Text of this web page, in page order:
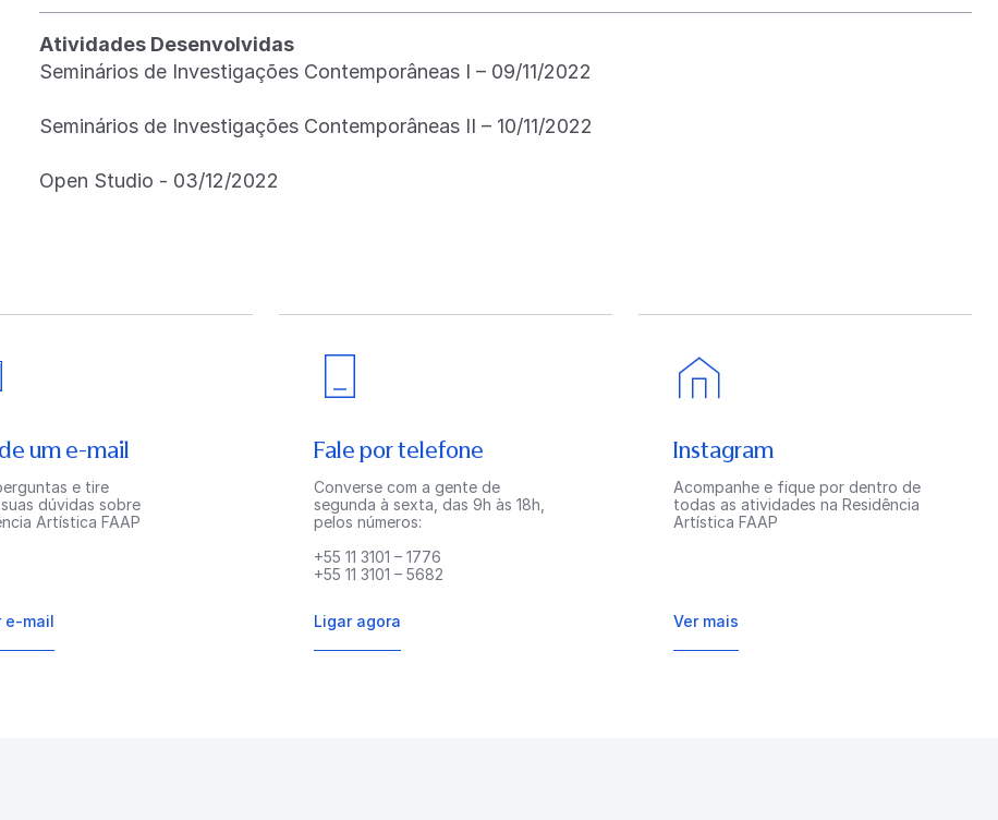
Atividades Desenvolvidas
Seminários de Investigações Contemporâneas I – 09/11/2022
Seminários de Investigações Contemporâneas II – 10/11/2022
Open Studio - 03/12/2022
um e-mail
e tire
dúvidas sobre
Artística FAAP
e-mail
Fale por telefone
Converse com a gente de
segunda à sexta, das 9h às 18h,
pelos números:
+55 11 3101 – 1776
+55 11 3101 – 5682
Ligar agora
Instagram
Acompanhe e fique por dentro de
todas as atividades na Residência
Artística FAAP
Ver mais